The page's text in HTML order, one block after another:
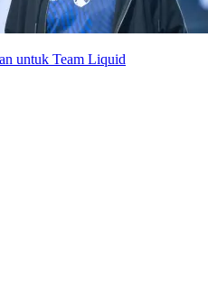
untuk Team Liquid